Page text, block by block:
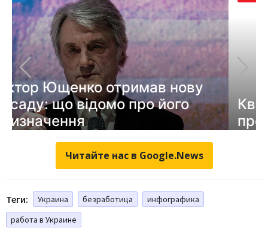
Читайте нас в Google.News
Теги: Украина безработица
инфографика
работа в Украине